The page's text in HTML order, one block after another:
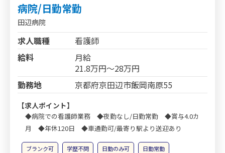
病院/日勤常勤
田辺病院
求人職種
看護師
給料
月給
21.8万円～28万円
勤務地
京都府京田辺市飯岡南原55
【求人ポイント】
◆病院での看護師業務 ◆夜勤なし/日勤常勤 ◆賞与4.0カ
月 ◆年休120日 ◆車通勤可/最寄り駅より送迎あり
ブランク可 学歴不問 日勤のみ可
日勤常勤